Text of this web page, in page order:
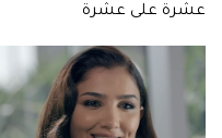
عشرة على عشرة